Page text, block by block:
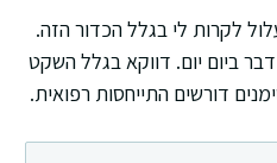
לקרות לי בגלל הכדור הזה.
ביום יום. דווקא בגלל השקט
דורשים התייחסות רפואית.